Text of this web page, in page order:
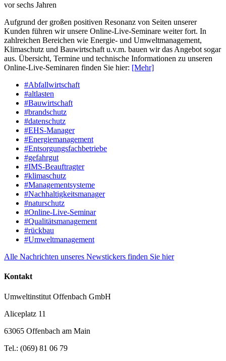
vor sechs Jahren
Aufgrund der großen positiven Resonanz von Seiten unserer
Kunden führen wir unsere Online-Live-Seminare weiter fort. In
zahlreichen Bereichen wie Energie- und Umweltmanagement,
Klimaschutz und Bauwirtschaft u.v.m. bauen wir das Angebot sogar
aus. Übersicht, Termine und technische Informationen zu unseren
Online-Live-Seminaren finden Sie hier: [Mehr]
#Abfallwirtschaft
#altlasten
#Bauwirtschaft
#brandschutz
#datenschutz
#EHS-Manager
#Energiemanagement
#Entsorgungsfachbetriebe
#gefahrgut
#IMS-Beauftragter
#klimaschutz
#Managementsysteme
#Nachhaltigkeitsmanager
#naturschutz
#Online-Live-Seminar
#Qualitätsmanagement
#rückbau
#Umweltmanagement
Alle Nachrichten unseres Newstickers finden Sie hier
Kontakt
Umweltinstitut Offenbach GmbH
Aliceplatz 11
63065 Offenbach am Main
Tel.: (069) 81 06 79